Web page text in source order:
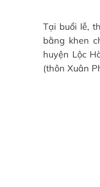
Tại buổi lễ,
bằng khen
huyện Lộc
(thôn Xuân